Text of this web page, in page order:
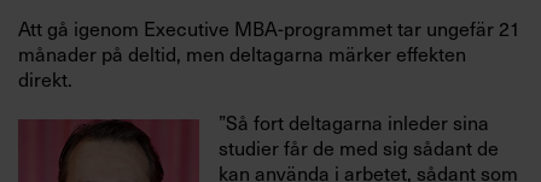
Att gå igenom Executive MBA-programmet tar ungefär 21
månader på deltid, men deltagarna märker effekten
direkt.
”Så fort deltagarna inleder sina
studier får de med sig sådant de
kan använda i arbetet, sådant som